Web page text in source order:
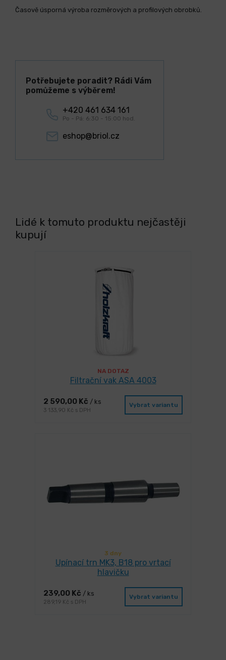
Časově úsporná výroba rozměrových a profilových obrobků.
Potřebujete poradit? Rádi Vám
pomůžeme s výběrem!
+420 461 634 161
Po - Pá: 6:30 - 15:00 hod.
eshop@briol.cz
Lidé k tomuto produktu nejčastěji
kupují
NA DOTAZ
Filtrační vak ASA 4003
2 590,00 Kč / ks
3 133,90 Kč s DPH
Vybrat variantu
3 dny
Upínací trn MK3, B18 pro vrtací
hlavičku
239,00 Kč / ks
289,19 Kč s DPH
Vybrat variantu